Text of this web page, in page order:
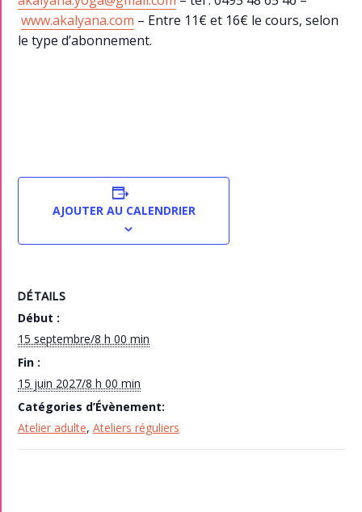
www.akalyana.com – Entre 11€ et 16€ le cours, selon
le type d’abonnement.
AJOUTER AU CALENDRIER
DÉTAILS
Début :
15 septembre/8 h 00 min
Fin :
15 juin 2027/8 h 00 min
Catégories d’Évènement:
Atelier adulte, Ateliers réguliers